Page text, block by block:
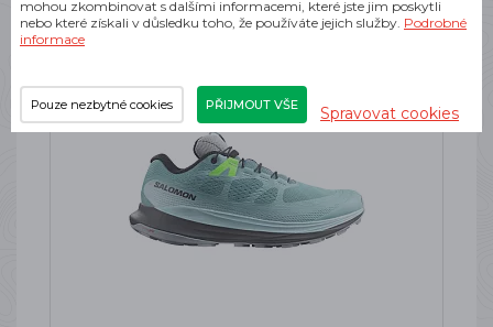
mohou zkombinovat s dalšími informacemi, které jste jim poskytli
nebo které získali v důsledku toho, že používáte jejich služby. Podrobné
informace
Pouze nezbytné cookies PŘIJMOUT VŠE Spravovat cookies